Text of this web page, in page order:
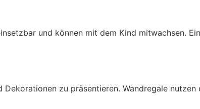
und können mit dem Kind mitwachsen.
zu präsentieren. Wandregale